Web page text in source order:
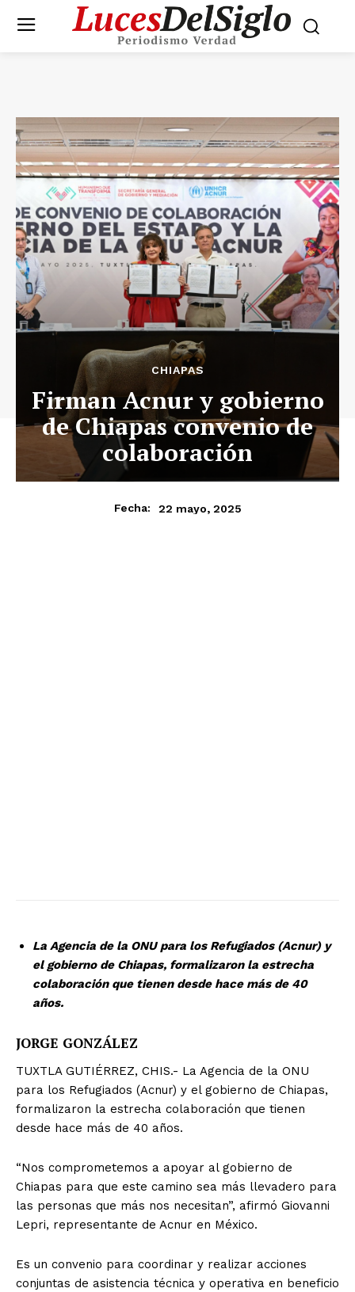
CHIAPAS
Firman Acnur y gobierno
de Chiapas convenio de
colaboración
Fecha: 22 mayo, 2025
La Agencia de la ONU para los Refugiados (Acnur) y
el gobierno de Chiapas, formalizaron la estrecha
colaboración que tienen desde hace más de 40
años.
JORGE GONZÁLEZ
TUXTLA GUTIÉRREZ, CHIS.- La Agencia de la ONU
para los Refugiados (Acnur) y el gobierno de Chiapas,
formalizaron la estrecha colaboración que tienen
desde hace más de 40 años.
“Nos comprometemos a apoyar al gobierno de
Chiapas para que este camino sea más llevadero para
las personas que más nos necesitan”, afirmó Giovanni
Lepri, representante de Acnur en México.
Es un convenio para coordinar y realizar acciones
conjuntas de asistencia técnica y operativa en beneficio